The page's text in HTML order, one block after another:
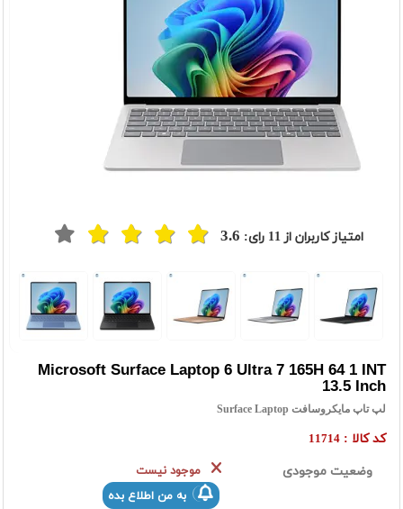
امتیاز کاربران از11 رای: 3.6
Microsoft Surface Laptop 6 Ultra 7 165H 64 1 INT
13.5 Inch
لپ تاپ مایکروسافت Surface Laptop
کد کالا : 11714
وضعیت موجودی
موجود نیست
به من اطلاع بده